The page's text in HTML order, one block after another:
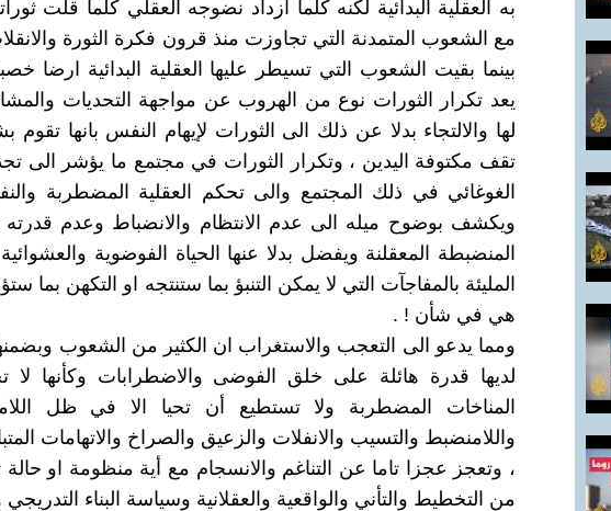
به العقلية البدائية لكنه كلما ازداد نضوجه العقلي كلما قلت
مع الشعوب المتمدنة التي تجاوزت منذ قرون فكرة الثورة والانقلاب
بينما بقيت الشعوب التي تسيطر عليها العقلية البدائية ارضا
يعد تكرار الثورات نوع من الهروب عن مواجهة التحديات
لها والالتجاء بدلا عن ذلك الى الثورات لإيهام النفس بانها تقوم
تقف مكتوفة اليدين ، وتكرار الثورات في مجتمع ما يؤشر الى
الغوغائي في ذلك المجتمع والى تحكم العقلية المضطربة
ويكشف بوضوح ميله الى عدم الانتظام والانضباط وعدم
المنضبطة المعقلنة ويفضل بدلا عنها الحياة الفوضوية والعشوائية
المليئة بالمفاجآت التي لا يمكن التنبؤ بما ستنتجه او التكهن بما
هي في شأن ! .
ومما يدعو الى التعجب والاستغراب ان الكثير من الشعوب
لديها قدرة هائلة على خلق الفوضى والاضطرابات وكأنها لا
المناخات المضطربة ولا تستطيع أن تحيا الا في ظل
واللامنضبط والتسيب والانفلات والزعيق والصراخ والاتهامات
، وتعجز عجزا تاما عن التناغم والانسجام مع أية منظومة او
من التخطيط والتأني والواقعية والعقلانية وسياسة البناء